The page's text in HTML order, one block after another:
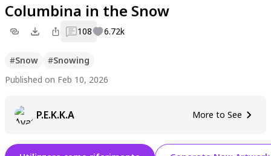
Columbina in the Snow
108 6.72k
#Snow #Snowing
Published on Feb 10, 2026
P.E.K.K.A More to See